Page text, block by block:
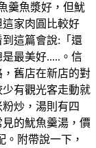
羹魚漿好，但魷
家肉圓比較好
這篇會說:「還
最美好.....。信
舊店在新店的對
有觀光客走動就
炒，湯則有四
的魷魚羹湯，價
。附帶說一下，